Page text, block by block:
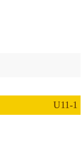
U11-1